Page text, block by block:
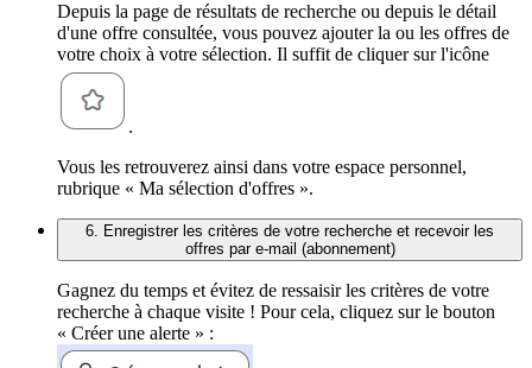
Depuis la page de résultats de recherche ou depuis le détail
d'une offre consultée, vous pouvez ajouter la ou les offres de
votre choix à votre sélection. Il suffit de cliquer sur l'icône
.
Vous les retrouverez ainsi dans votre espace personnel,
rubrique « Ma sélection d'offres ».
6. Enregistrer les critères de votre recherche et recevoir les
offres par e-mail (abonnement)
Gagnez du temps et évitez de ressaisir les critères de votre
recherche à chaque visite ! Pour cela, cliquez sur le bouton
« Créer une alerte » :